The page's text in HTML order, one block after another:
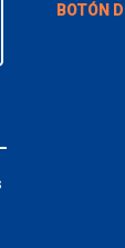
BOTÓN